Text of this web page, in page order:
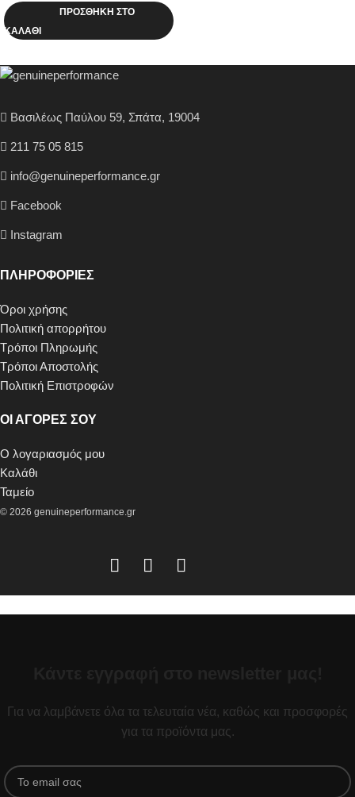
ΠΡΟΣΘΉΚΗ ΣΤΟ
ΚΑΛΆΘΙ
Βασιλέως Παύλου 59, Σπάτα, 19004
211 75 05 815
info@genuineperformance.gr
Facebook
Instagram
ΠΛΗΡΟΦΟΡΙΕΣ
Όροι χρήσης
Πολιτική απορρήτου
Τρόποι Πληρωμής
Τρόποι Αποστολής
Πολιτική Επιστροφών
ΟΙ ΑΓΟΡΕΣ ΣΟΥ
Ο λογαριασμός μου
Καλάθι
Ταμείο
© 2026 genuineperformance.gr
Για να λαμβάνετε όλα τα τελευταία νέα, καθώς και προσφορές
για τα προϊόντα μας.